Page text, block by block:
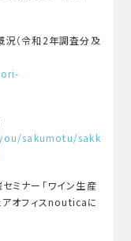
（令和2年調査分及
sakumotu/sakk
ミナー「ワイン生産
オフィスnouticaに